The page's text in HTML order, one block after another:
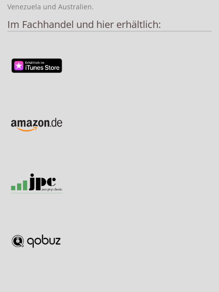
Venezuela und Australien.
Im Fachhandel und hier erhältlich: